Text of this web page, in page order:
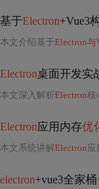
基于Electron+Vue3
本文介绍基于Electron与
Electron桌面开发实
本文深入解析Electron核
Electron应用内存优
本文系统讲解Electron应
electron+vue3全家桶